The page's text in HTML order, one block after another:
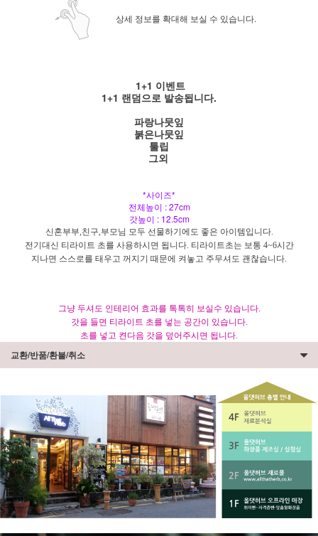
상세 정보를 확대해 보실 수 있습니다.
1+1 이벤트
1+1 랜덤으로 발송됩니다.
파랑나뭇잎
붉은나뭇잎
툴립
그외
*사이즈*
전체높이 : 27cm
갓높이 : 12.5cm
신혼부부,친구,부모님 모두 선물하기에도 좋은 아이템입니다.
전기대신 티라이트 초를 사용하시면 됩니다. 티라이트초는 보통 4~6시간
지나면 스스로를 태우고 꺼지기 때문에 켜놓고 주무셔도 괜찮습니다.
그냥 두셔도 인테리어 효과를 톡톡히 보실수 있습니다.
갓을 들면 티라이트 초를 넣는 공간이 있습니다.
초를 넣고 켠다음 갓을 덮어주시면 됩니다.
교환/반품/환불/취소